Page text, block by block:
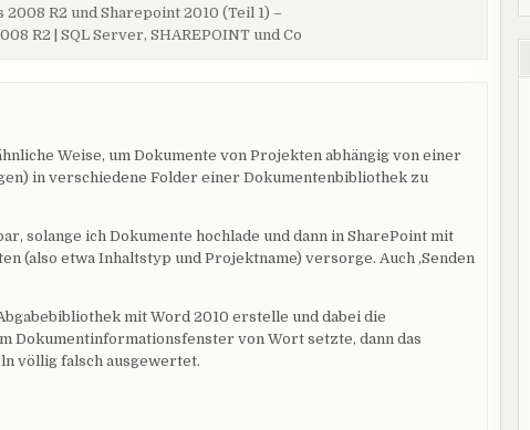
R2 und Sharepoint 2010 (Teil 1) –
R2 | SQL Server, SHAREPOINT und Co
Weise, um Dokumente von Projekten abhängig von einer
in verschiedene Folder einer Dokumentenbibliothek zu
solange ich Dokumente hochlade und dann in SharePoint mit
(also etwa Inhaltstyp und Projektname) versorge. Auch ‚Senden
mit Word 2010 erstelle und dabei die
Dokumentinformationsfenster von Wort setzte, dann das
völlig falsch ausgewertet.